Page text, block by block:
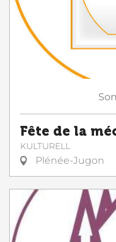
Fête de la
KULTURELL
Plénée-Jugon